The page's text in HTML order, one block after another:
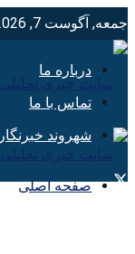
جمعه, آگوست 7, 2026
درباره ما
تماس با ما
شهروند خبرنگار
صفحه اصلی